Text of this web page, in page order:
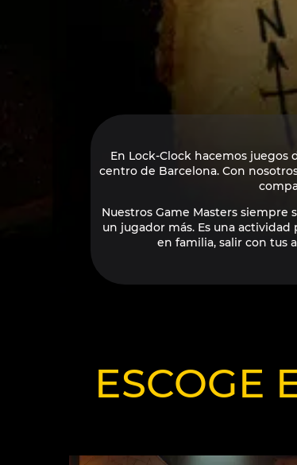
En Lock-Clock hacemos
centro de Barcelona. Con
Nuestros Game Masters
un jugador más. Es una
en familia, salir con tus
ESCOGE